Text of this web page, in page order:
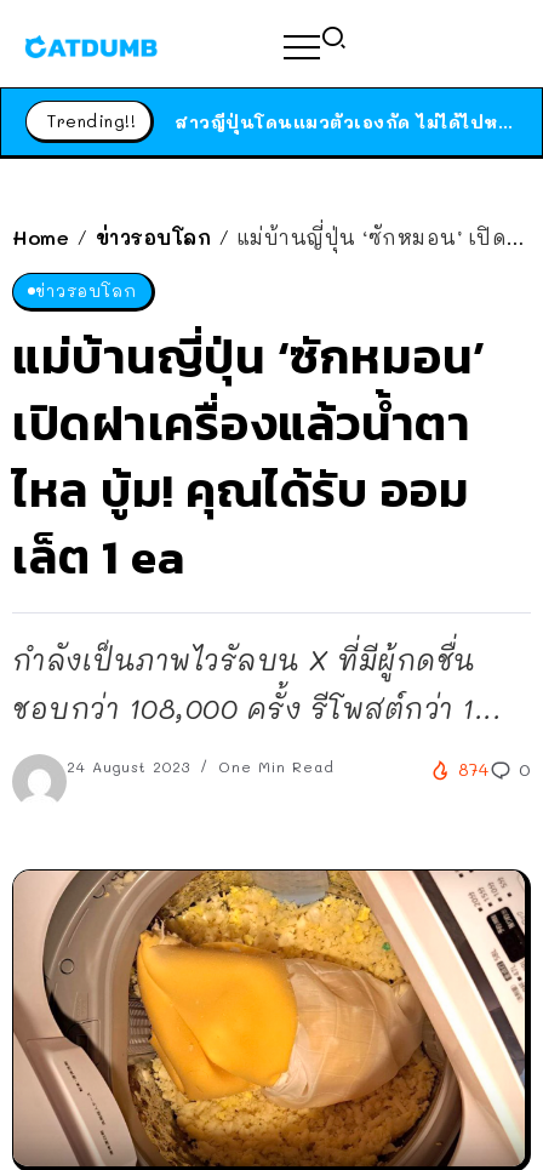
Trending!! ได้เวลาเด็กหนวดรวมตัว RF Online Next เปิดให้เล่นแล้ว เกม Sci-Fi MMORPG ระดับตำนาน เล่นได้ทั้งมือถือและ PC
Home / ข่าวรอบโลก / แม่บ้านญี่ปุ่น ‘ซักหมอน’ เปิดฝาเครื่องแล้วน้ำตาไหล บู้ม! คุณได้รับ ออมเล็ต 1 ea
ข่าวรอบโลก
แม่บ้านญี่ปุ่น ‘ซักหมอน’
เปิดฝาเครื่องแล้วน้ำตา
ไหล บู้ม! คุณได้รับ ออม
เล็ต 1 ea
กำลังเป็นภาพไวรัลบน X ที่มีผู้กดชื่น
ชอบกว่า 108,000 ครั้ง รีโพสต์กว่า 1...
24 August 2023 One Min Read 874 0